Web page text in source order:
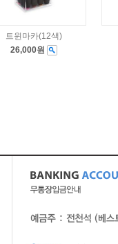
트윈마카(12색)
26,000원